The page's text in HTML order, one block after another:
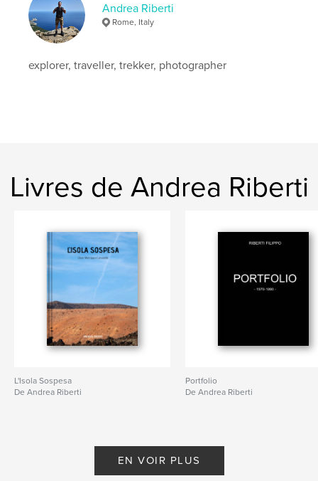
Andrea Riccardo Ribet , Intimacy
Andrea Riberti
Rome, Italy
explorer, traveller, trekker, photographer
Livres de Andrea Riberti
L'Isola Sospesa
De Andrea Riberti
Portfolio
De Andrea Riberti
EN VOIR PLUS